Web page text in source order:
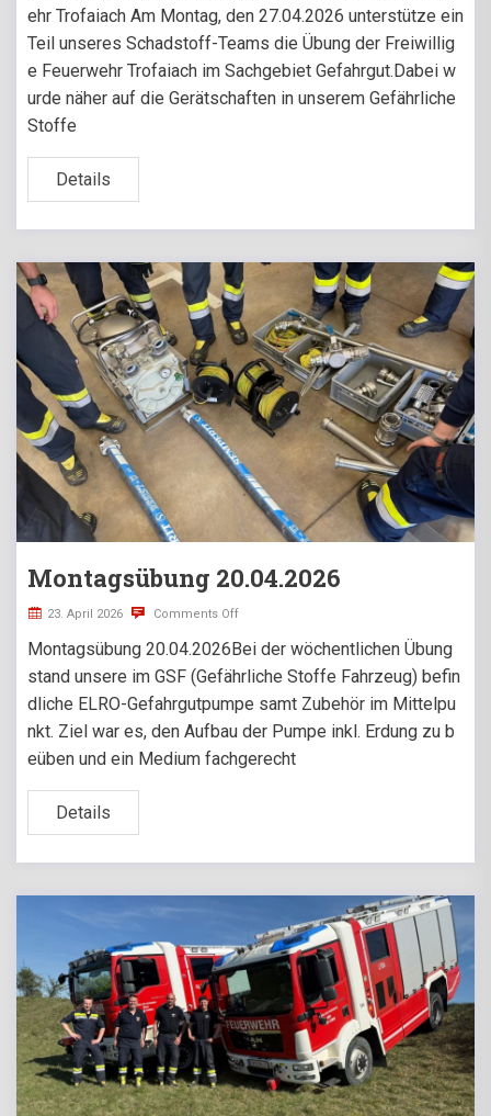
ehr Trofaiach Am Montag, den 27.04.2026 unterstütze ein
Teil unseres Schadstoff-Teams die Übung der Freiwillig
e Feuerwehr Trofaiach im Sachgebiet Gefahrgut.Dabei w
urde näher auf die Gerätschaften in unserem Gefährliche
Stoffe
Details
Montagsübung 20.04.2026
23. April 2026 Comments Off
Montagsübung 20.04.2026Bei der wöchentlichen Übung
stand unsere im GSF (Gefährliche Stoffe Fahrzeug) befin
dliche ELRO-Gefahrgutpumpe samt Zubehör im Mittelpu
nkt. Ziel war es, den Aufbau der Pumpe inkl. Erdung zu b
eüben und ein Medium fachgerecht
Details